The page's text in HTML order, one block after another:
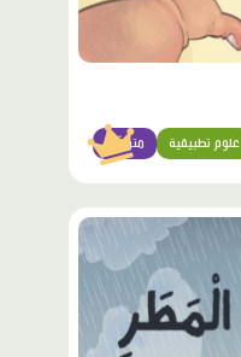
متوسّط علوم تطبيقية